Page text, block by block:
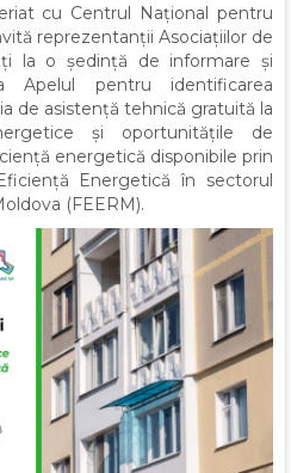
cu Centrul Național pentru
reprezentanții Asociațiilor de
la o ședință de informare și
Apelul pentru identificarea
de asistență tehnică gratuită la
și oportunitățile de
energetică disponibile prin
Energetică în sectorul
(FEERM).